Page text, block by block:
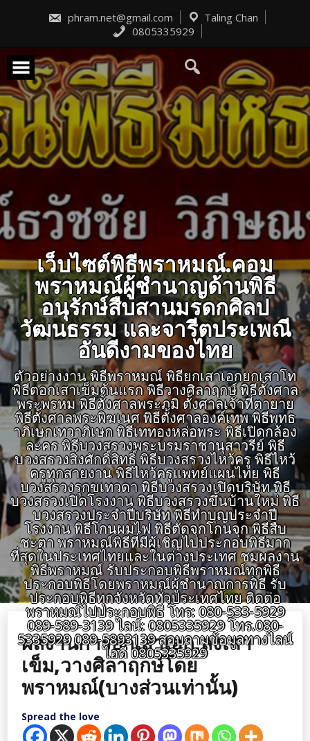
phram.net@gmail.com
Taling Chan
0805335929
เว็บไซต์พิธีพราหมณ์.คอม
พราหมณ์ผู้ชำนาญด้านพิธี
อนุรักษ์สืบสานมรดกศิลป
วัฒนธรรม และจารีตประเพณี
อันดีงามของไทย
ตัวอย่างงาน พิธีพราหมณ์ พิธียกเสาเอกยกเสาโท
พิธีตอกเสาเข็มต้นแรก พิธีวางศิลาฤกษ์ พิธีตั้งศาล
พระพรหม พิธีตั้งศาลพระภูมิ ตั้งศาลเจ้าที่ตายาย
พิธีตั้งศาลพระพิฆเนศ พิธีตั้งศาลองค์เทพ พิธีพุทธ
าภิเษกเทวาภิเษก พิธีเททองหล่อพระ พิธีเปิดกล้อง
ละคร พิธีบวงสรวงพระบรมราชานุสาวรีย์ พิธี
บวงสรวงสิ่งศักดิ์สิทธิ์ พิธีบวงสรวงไหว้ครู พิธีไหว้
ครูทุกสายงาน พิธีไหว้ครูแพทย์แผนไทย พิธี
บวงสรวงรุกขเทวดา พิธีบวงสรวงเปิดบริษัท พิธี
บวงสรวงเปิดโรงงาน พิธีบวงสรวงขึ้นบ้านใหม่ พิธี
บวงสรวงประจำปีบริษัท พิธีทำบุญประจำปี
โรงงาน พิธีโกนผมไฟ พิธีตัดจุกโกนจุก พิธีสืบ
ชะตา พราหมณ์พิธีที่มีผู้เชิญไปประกอบพิธีมาก
ที่สุดในประเทศไทยและในต่างประเทศ ชมผลงาน
พิธีพราหมณ์ รับประกอบพิธีพราหมณ์ทุกพิธี
ประกอบพิธีโดยพราหมณ์ผู้ชำนาญการพิธี รับ
ประกอบพิธีทุกจังหวัดทั่วประเทศไทย ติดต่อ
พราหมณ์ไปประกอบพิธี โทร: 080-533-5929
089-589-3139 ไลน์: 0805335929 โทร.080-
5335929 089-5893139 สอบถามข้อมูลทางไลน์
ไอดี 0805335929
ผลงานการยกเสาเอก,ลงเสา
เข็ม,วางศิลาฤกษ์โดย
พราหมณ์(บางส่วนเท่านั้น)
Spread the love